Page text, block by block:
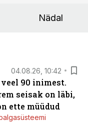
Nädal
04.08.26, 10:42
90 inimest.
seisak on läbi,
ette müüdud